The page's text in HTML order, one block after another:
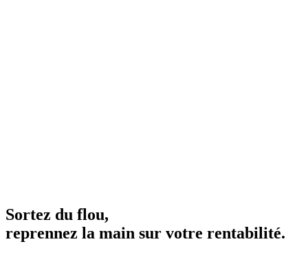
Sortez du flou,
reprennez la main sur votre rentabilité.